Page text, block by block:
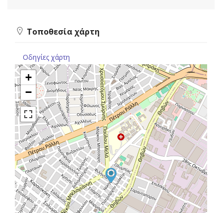
Τοποθεσία χάρτη
Οδηγίες χάρτη
+
−